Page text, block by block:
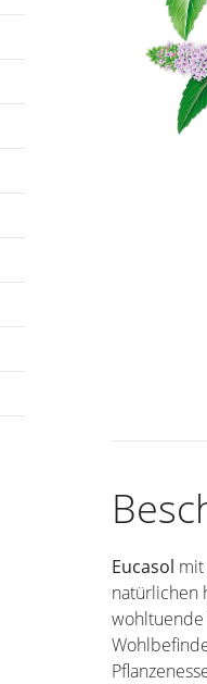
Eucasol
natürlichen
wohltuende